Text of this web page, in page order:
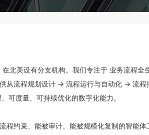
北美设有分支机构。我们专注于 业务流程全
从流程规划设计 → 流程运行与自动化 → 流程
可度量、可持续优化的数字化能力。
程约束、能被审计、能被规模化复制的智能体